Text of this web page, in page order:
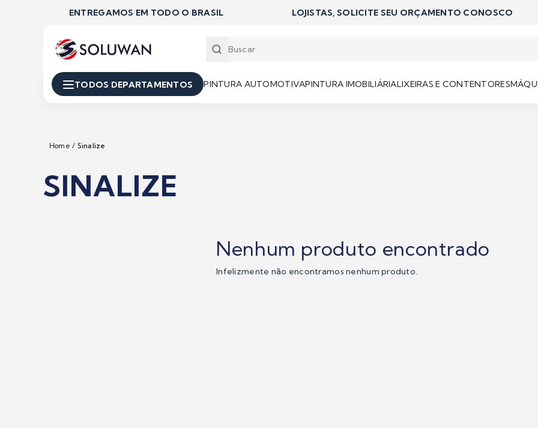
ENTREGAMOS EM TODO O BRASIL LOJISTAS, SOLICITE SEU ORÇAMENTO CONOSCO
TODOS DEPARTAMENTOS PINTURA AUTOMOTIVAPINTURA IMOBILIÁRIALIXEIRAS E CONTENTORES
Home / Sinalize
SINALIZE
Nenhum produto encontrado
Infelizmente não encontramos nenhum produto.